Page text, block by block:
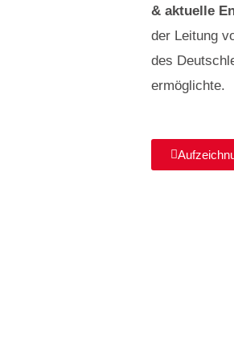
& aktuelle
der Leitung
des
ermöglichte.